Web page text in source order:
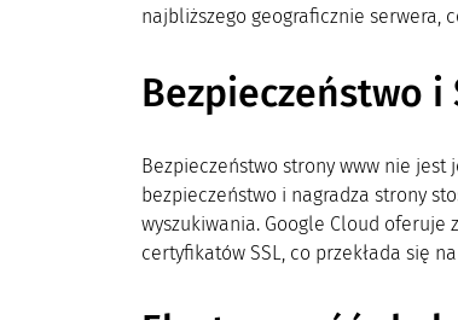
najbliższego geograficznie serwera,
Bezpieczeństwo i
Bezpieczeństwo strony www nie
bezpieczeństwo i nagradza strony
wyszukiwania. Google Cloud oferuje
certyfikatów SSL, co przekłada się